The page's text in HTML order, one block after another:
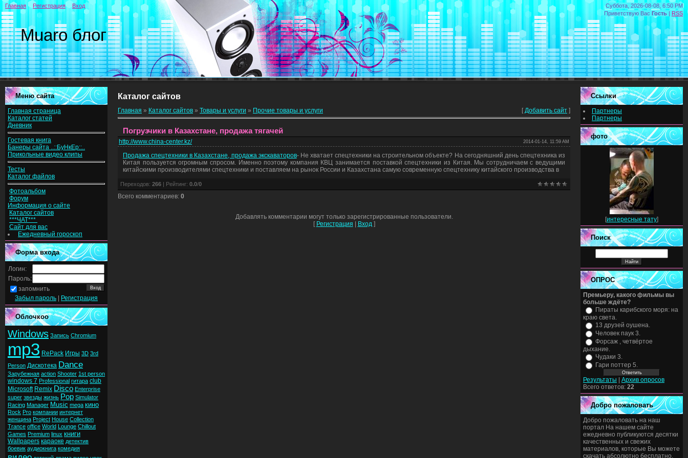
Суббота, 2026-08-08, 6:50 PM
Приветствую Вас Гость | RSS
Muaro блог
Главная Регистрация Вход
Меню сайта
Главная страница
Каталог статей
Дневник
Гостевая книга
Банеры сайта ..::БуНкЕр::..
Прикольные видео клипы
Тесты
Каталог файлов
Фотоальбом
Форум
Информация о сайте
Каталог сайтов
***ЧАТ***
Сайт для вас
Ежедневный гороскоп
Форма входа
Логин:
Пароль:
запомнить
Забыл пароль
Регистрация
Облочкоо
Windows Запись Chromium
mp3 RePack Игры 3D 3rd
Person Дискотека Dance
Зарубежная action Shooter 1st person
windows 7 Professional гитара club
Microsoft Remix Disco Enterprise
super звезды жизнь Pop Simulator
Racing Manager Music mega кино
Rock Pro компании интернет
женщина Project House Collection
Trance office World Lounge Chillout
Games Premium linux книги
Wallpapers караоке детектив
боевик аудиокнига комедия
Каталог сайтов
Главная » Каталог сайтов » Товары и услуги » Прочие товары и услуги [ Добавить сайт ]
Погрузчики в Казахстане, продажа тягачей
http://www.china-center.kz/ 2014-01-14, 11:59 AM
Продажа спецтехники в Казахстане, продажа экскаваторов- Не хватает спецтехники на строительном объекте? На сегодняшний день спецтехника из
Китая пользуется огромным спросом. Именно поэтому компания КВЦ занимается поставкой спецтехники из Китая. Мы сотрудничаем с ведущими
китайскими производителями спецтехники и поставляем на рынок России и Казахстана самую современную спецтехнику китайского производства в
Переходов: 266 | Рейтинг: 0.0/0
Всего комментариев: 0
Добавлять комментарии могут только зарегистрированные пользователи.
[ Регистрация | Вход ]
Ссылки
Партнеры
Партнеры
фото
[интересные тату]
Поиск
ОПРОС
Премьеру, какого фильмы вы
больше ждёте?
Пираты карибского моря: на
краю света.
13 друзей оушена.
Человек паук 3.
Форсаж , четвёртое
дыхание.
Чудаки 3.
Гари поттер 5.
Результаты
Архив опросов
Всего ответов: 22
Добро пожаловать
Добро пожаловать на наш
портал На нашем сайте
ежедневно публикуются десятки
качественных и свежих
материалов, которые Вы можете
скачать абсолютно бесплатно.